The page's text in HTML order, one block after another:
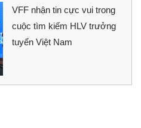
VFF nhận tin cực vui trong
cuộc tìm kiếm HLV trưởng
tuyển Việt Nam